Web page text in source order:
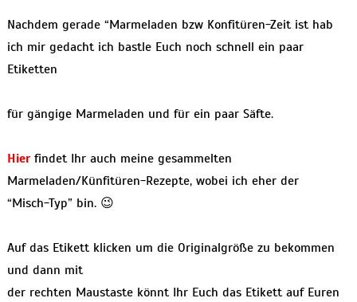
Nachdem gerade “Marmeladen bzw Konfitüren-Zeit ist hab
ich mir gedacht ich bastle Euch noch schnell ein paar
Etiketten
für gängige Marmeladen und für ein paar Säfte.
Hier findet Ihr auch meine gesammelten
Marmeladen/Künfitüren-Rezepte, wobei ich eher der
“Misch-Typ” bin. 😉
Auf das Etikett klicken um die Originalgröße zu bekommen
und dann mit
der rechten Maustaste könnt Ihr Euch das Etikett auf Euren